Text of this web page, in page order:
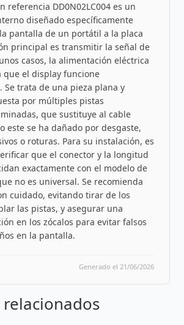
referencia DD0N02LC004 es un
diseñado específicamente
pantalla de un portátil a la placa
principal es transmitir la señal de
casos, la alimentación eléctrica
que el display funcione
Se trata de una pieza plana y
por múltiples pistas
que sustituye al cable
este se ha dañado por desgaste,
o roturas. Para su instalación, es
que el conector y la longitud
exactamente con el modelo de
no es universal. Se recomienda
cuidado, evitando tirar de los
las pistas, y asegurar una
en los zócalos para evitar falsos
en la pantalla.
Generado el 21/06/2026